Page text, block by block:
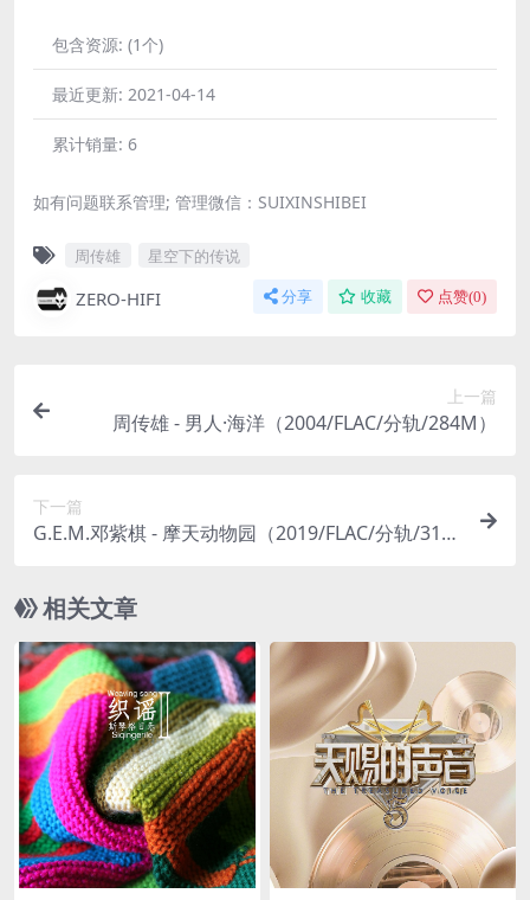
包含资源: (1个)
最近更新: 2021-04-14
累计销量: 6
如有问题联系管理; 管理微信：SUIXINSHIBEI
周传雄 星空下的传说
ZERO-HIFI 分享 收藏 点赞(0)
上一篇
周传雄 - 男人·海洋（2004/FLAC/分轨/284M）
下一篇
G.E.M.邓紫棋 - 摩天动物园（2019/FLAC/分轨/310
相关文章